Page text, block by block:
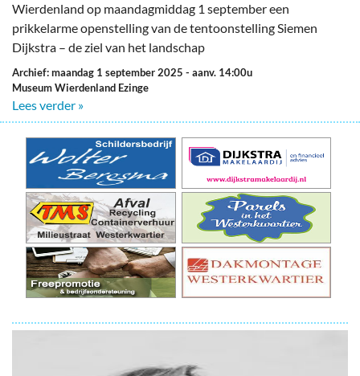
Wierdenland op maandagmiddag 1 september een
prikkelarme openstelling van de tentoonstelling Siemen
Dijkstra – de ziel van het landschap
Archief: maandag 1 september 2025 - aanv. 14:00u
Museum Wierdenland Ezinge
Lees verder »